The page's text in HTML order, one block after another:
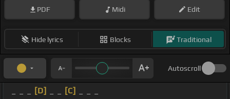
PDF Midi Edit
Hide lyrics Blocks Traditional
Autoscroll
[D] [C]